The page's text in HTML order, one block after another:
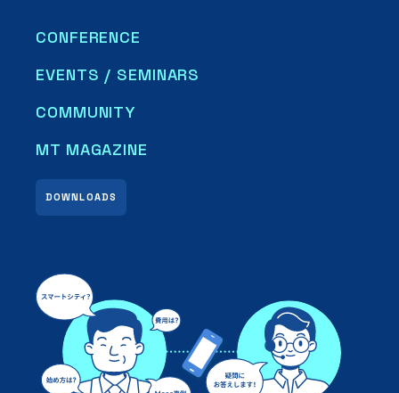
CONFERENCE
EVENTS / SEMINARS
COMMUNITY
DOWNLOADS
MT MAGAZINE